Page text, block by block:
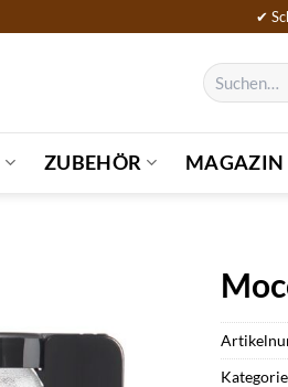
✔
Suchen
nach:
ZUBEHÖR MAGAZIN